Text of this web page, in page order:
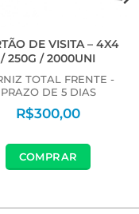
DE VISITA – 4X4
/ 250G / 2000UNI
TOTAL FRENTE -
PRAZO DE 5 DIAS
R$300,00
COMPRAR